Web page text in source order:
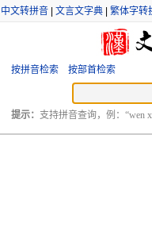
中文转拼音 文言文字典 繁体字转
按拼音检索 按部首检索
提示： 支持拼音查询，例：“wen